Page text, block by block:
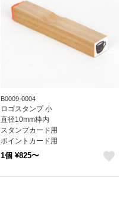
B0009-0004
ロゴスタンプ 小
直径10mm枠内
スタンプカード用
ポイントカード用
1個 ¥825〜